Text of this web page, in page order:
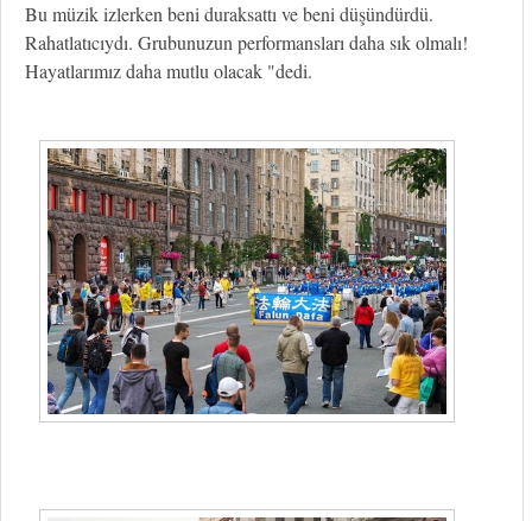
Bu müzik izlerken beni duraksattı ve beni düşündürdü.
Rahatlatıcıydı. Grubunuzun performansları daha sık olmalı!
Hayatlarımız daha mutlu olacak "dedi.